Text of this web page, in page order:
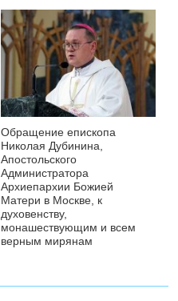
Обращение епископа
Николая Дубинина,
Апостольского
Администратора
Архиепархии Божией
Матери в Москве, к
духовенству,
монашествующим и всем
верным мирянам